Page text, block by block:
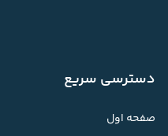
دسترسی سریع
صفحه اول